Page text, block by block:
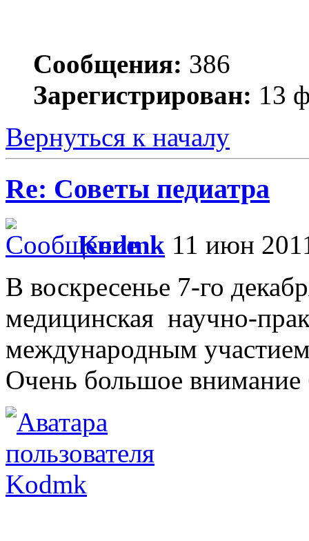
Сообщения: 386
Зарегистрирован: 13
Вернуться к началу
Re: Советы педиатра
Kodmk 11 июн
В воскресенье 7-го
медицинская научно-
международным
Очень большое внимание
Kodmk